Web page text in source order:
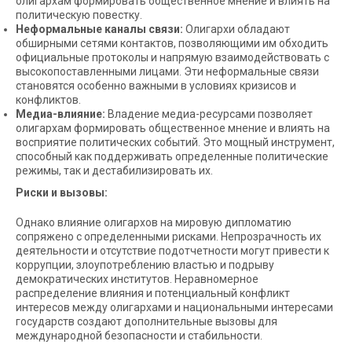
политическую повестку.
Неформальные каналы связи: Олигархи обладают
обширными сетями контактов, позволяющими им обходить
официальные протоколы и напрямую взаимодействовать с
высокопоставленными лицами. Эти неформальные связи
становятся особенно важными в условиях кризисов и
конфликтов.
Медиа-влияние: Владение медиа-ресурсами позволяет
олигархам формировать общественное мнение и влиять на
восприятие политических событий. Это мощный инструмент,
способный как поддерживать определенные политические
режимы, так и дестабилизировать их.
Риски и вызовы:
Однако влияние олигархов на мировую дипломатию
сопряжено с определенными рисками. Непрозрачность их
деятельности и отсутствие подотчетности могут привести к
коррупции, злоупотреблению властью и подрыву
демократических институтов. Неравномерное
распределение влияния и потенциальный конфликт
интересов между олигархами и национальными интересами
государств создают дополнительные вызовы для
международной безопасности и стабильности.